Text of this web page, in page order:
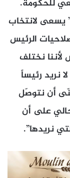
للحكومة.
يسعى لانتخاب
الرئيس
نختلف
نريد رئيساً
أن نتوصّل
31 تشرين الحالي على أن
نريدها”.